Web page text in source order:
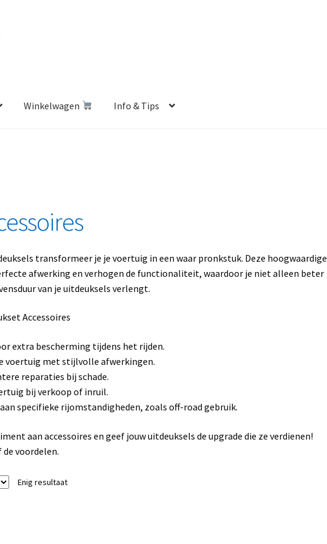
Winkelwagen Info & Tips
transformeer je je voertuig in een waar pronkstuk. Deze hoogwaardige
afwerking en verhogen de functionaliteit, waardoor je niet alleen beter
van je uitdeuksels verlengt.
Accessoires
extra bescherming tijdens het rijden.
voertuig met stijlvolle afwerkingen.
reparaties bij schade.
bij verkoop of inruil.
specifieke rijomstandigheden, zoals off-road gebruik.
aan accessoires en geef jouw uitdeuksels de upgrade die ze verdienen!
voordelen.
Enig resultaat